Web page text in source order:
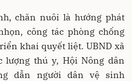
chăn nuôi là hướng phát
công tác phòng chống
khai quyết liệt. UBND xã
lượng thú y, Hội Nông dân
dẫn người dân vệ sinh